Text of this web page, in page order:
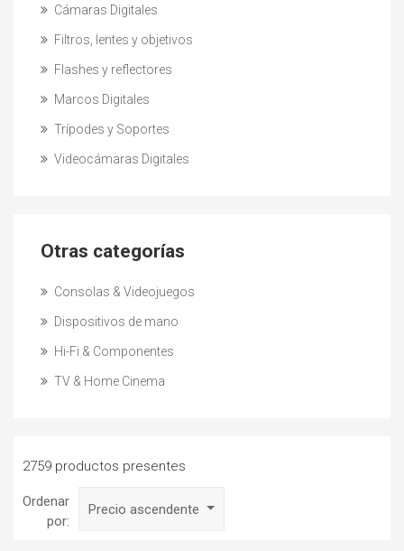
Cámaras Digitales
Filtros, lentes y objetivos
Flashes y reflectores
Marcos Digitales
Trípodes y Soportes
Videocámaras Digitales
Otras categorías
Consolas & Videojuegos
Dispositivos de mano
Hi-Fi & Componentes
TV & Home Cinema
2759 productos presentes
Ordenar
por:
Precio ascendente